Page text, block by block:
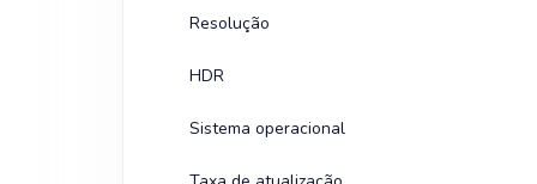
Resolução
HDR
Sistema operacional